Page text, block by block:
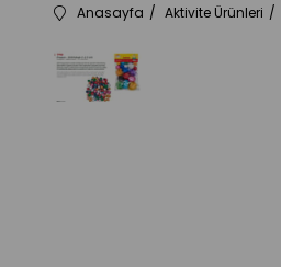
Anasayfa Aktivite Ürünleri